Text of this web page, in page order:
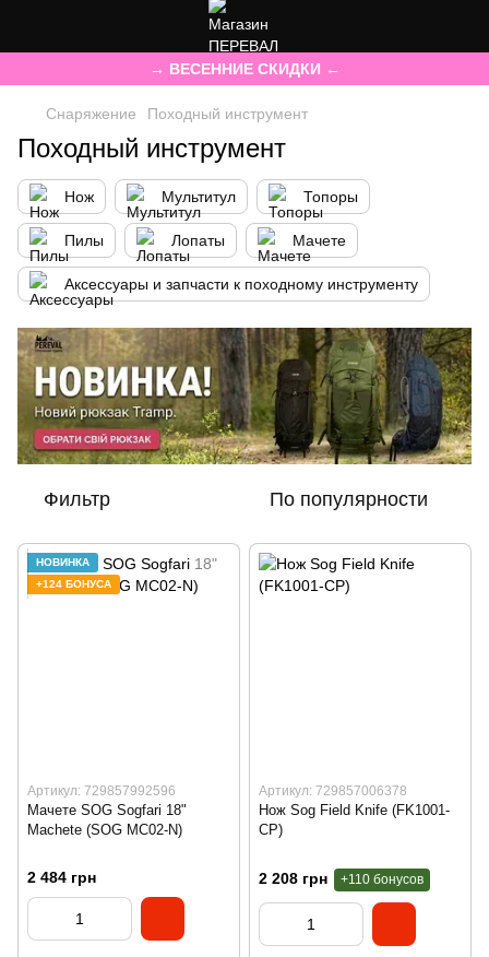
→ ВЕСЕННИЕ СКИДКИ ←
Снаряжение Походный инструмент
Походный инструмент
Нож Мультитул Топоры
Пилы Лопаты Мачете
Аксессуары и запчасти к походному инструменту
Фильтр По популярности
НОВИНКА
+124 БОНУСА
Артикул: 729857992596
Мачете SOG Sogfari 18"
Machete (SOG MC02-N)
2 484 грн
Артикул: 729857006378
Нож Sog Field Knife (FK1001-
CP)
2 208 грн +110 бонусов